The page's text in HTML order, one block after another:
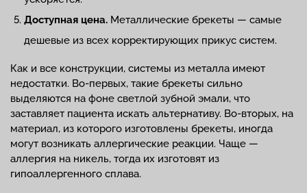
Доступная цена. Металлические брекеты — самые
дешевые из всех корректирующих прикус систем.
Как и все конструкции, системы из металла имеют
недостатки. Во-первых, такие брекеты сильно
выделяются на фоне светлой зубной эмали, что
заставляет пациента искать альтернативу. Во-вторых, на
материал, из которого изготовлены брекеты, иногда
могут возникать аллергические реакции. Чаще —
аллергия на никель, тогда их изготовят из
гипоаллергенного сплава.